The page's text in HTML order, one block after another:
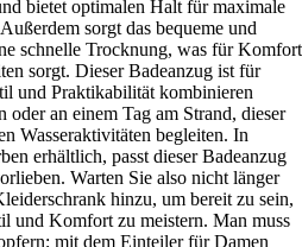
bietet optimalen Halt für maximale
sorgt das bequeme und
schnelle Trocknung, was für Komfort
sorgt. Dieser Badeanzug ist für
und Praktikabilität kombinieren
an einem Tag am Strand, dieser
Wasseraktivitäten begleiten. In
erhältlich, passt dieser Badeanzug
Warten Sie also nicht länger
hinzu, um bereit zu sein,
und Komfort zu meistern. Man muss
mit dem Einteiler für Damen